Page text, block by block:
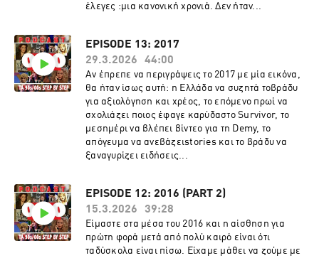
έλεγες :μια κανονική χρονιά. Δεν ήταν...
EPISODE 13: 2017
29.3.2026
44:00
Αν έπρεπε να περιγράψεις το 2017 με μία εικόνα,
θα ήταν ίσως αυτή: η Ελλάδα να συζητά τοβράδυ
για αξιολόγηση και χρέος, το επόμενο πρωί να
σχολιάζει ποιος έφαγε καρύδαστο Survivor, το
μεσημέρι να βλέπει βίντεο για τη Demy, το
απόγευμα να ανεβάζειstories και το βράδυ να
ξαναγυρίζει ειδήσεις...
EPISODE 12: 2016 (PART 2)
15.3.2026
39:28
Είμαστε στα μέσα του 2016 και η αίσθηση για
πρώτη φορά μετά από πολύ καιρό είναι ότι
ταδύσκολα είναι πίσω. Είχαμε μάθει να ζούμε με